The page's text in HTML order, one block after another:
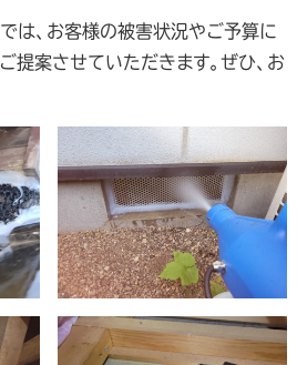
では、お客様の被害状況やご予算に
提案させていただきます。ぜひ、お